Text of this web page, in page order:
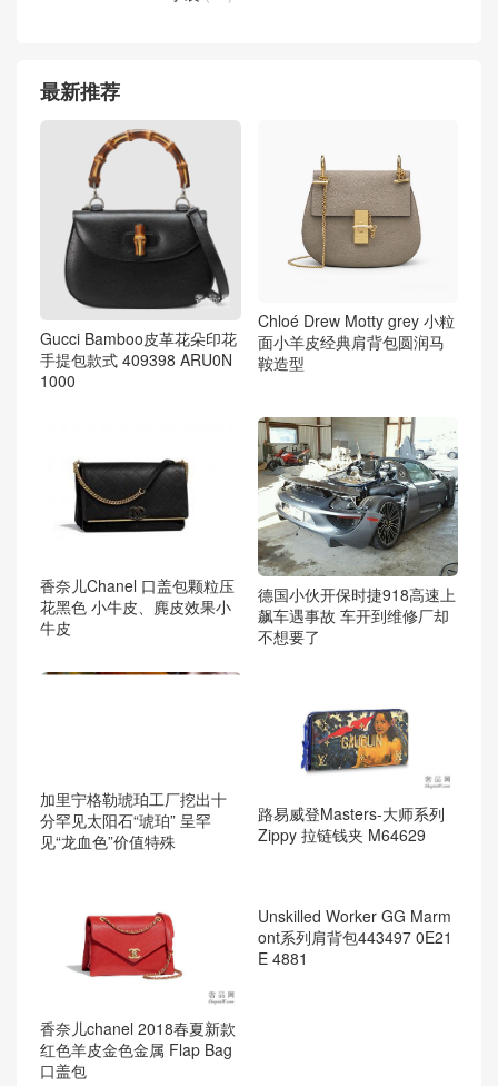
最新推荐
Gucci Bamboo皮革花朵印花
手提包款式 409398 ARU0N
1000
Chloé Drew Motty grey 小粒
面小羊皮经典肩背包圆润马
鞍造型
香奈儿Chanel 口盖包颗粒压
花黑色 小牛皮、麂皮效果小
牛皮
德国小伙开保时捷918高速上
飙车遇事故 车开到维修厂却
不想要了
加里宁格勒琥珀工厂挖出十
分罕见太阳石“琥珀” 呈罕
见“龙血色”价值特殊
路易威登Masters-大师系列
Zippy 拉链钱夹 M64629
香奈儿chanel 2018春夏新款
红色羊皮金色金属 Flap Bag
口盖包